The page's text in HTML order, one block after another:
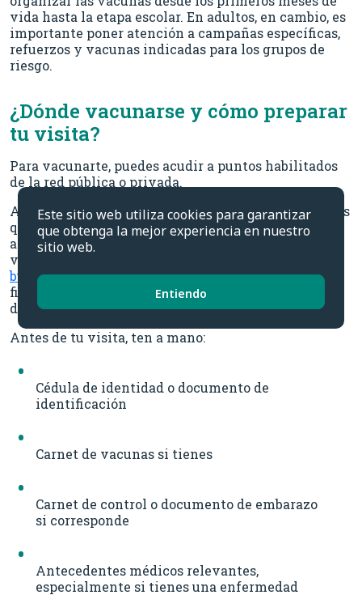
vida hasta la etapa escolar. En adultos, en cambio, es
importante poner atención a campañas específicas,
refuerzos y vacunas indicadas para los grupos de
riesgo.
¿Dónde vacunarse y cómo preparar
tu visita?
Para vacunarte, puedes acudir a puntos habilitados
de la red pública o privada.
Antes de ir, es recomendable que revises las vacunas
que están disponibles en tu comuna, el horario de
atención y el punto elegido, que cuenta con la
vacuna que necesitas. Además, el Minsal tiene un
buscador de puntos de vacunación,donde puedes
filtrar por región, comuna y tipo de vacuna
disponible.
Antes de tu visita, ten a mano:
Cédula de identidad o documento de
identificación
Carnet de vacunas si tienes
Carnet de control o documento de embarazo
si corresponde
Antecedentes médicos relevantes,
especialmente si tienes una enfermedad
Este sitio web utiliza cookies para garantizar
que obtenga la mejor experiencia en nuestro
sitio web.
Entiendo